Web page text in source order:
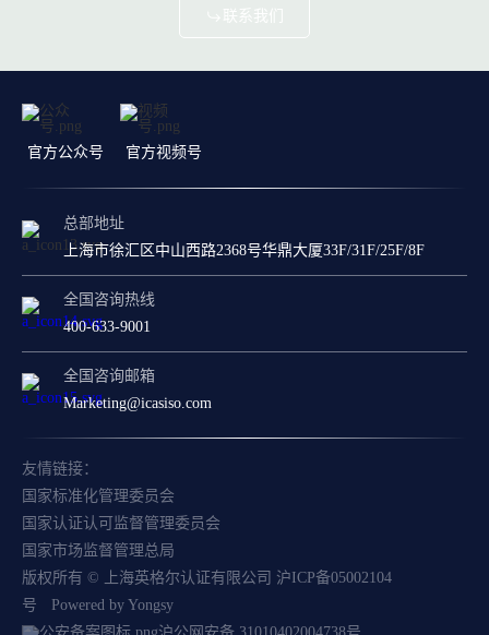
官方公众号 官方视频号
总部地址
上海市徐汇区中山西路2368号华鼎大厦33F/31F/25F/8F
全国咨询热线
400-633-9001
全国咨询邮箱
Marketing@icasiso.com
友情链接：
国家标准化管理委员会
国家认证认可监督管理委员会
国家市场监督管理总局
版权所有 © 上海英格尔认证有限公司 沪ICP备05002104
号
Powered by Yongsy